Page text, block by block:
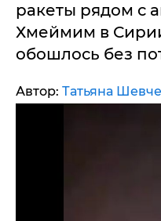
ракеты рядом с
Хмеймим в
обошлось без
Автор: Татьяна